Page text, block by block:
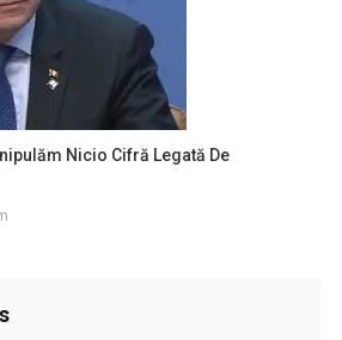
Nicio Cifră Legată De